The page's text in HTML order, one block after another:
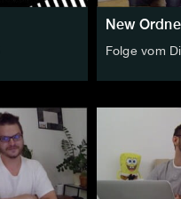
New
Folge vom